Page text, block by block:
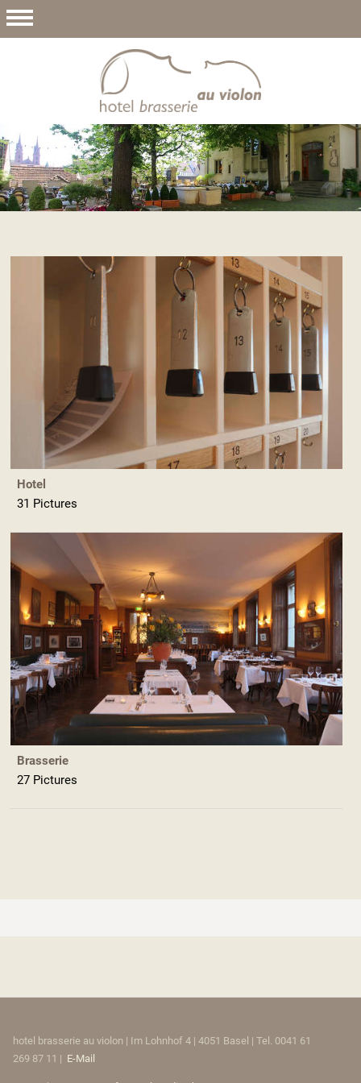
Hotel
31 Pictures
Brasserie
27 Pictures
hotel brasserie au violon | Im Lohnhof 4 | 4051 Basel | Tel. 0041 61
269 87 11 | E-Mail